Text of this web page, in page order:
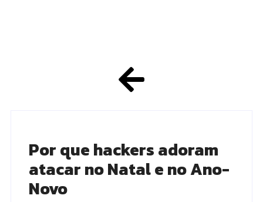
Por que hackers adoram
atacar no Natal e no Ano-
Novo